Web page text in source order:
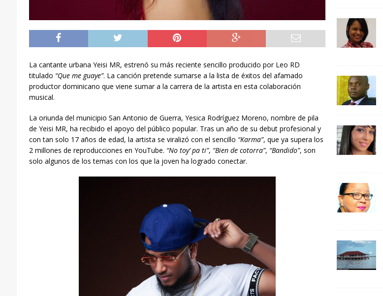
La cantante urbana Yeisi MR, estrenó su más reciente sencillo producido por Leo RD
titulado “Que me guaye”. La canción pretende sumarse a la lista de éxitos del afamado
productor dominicano que viene sumar a la carrera de la artista en esta colaboración
musical.
La oriunda del municipio San Antonio de Guerra, Yesica Rodríguez Moreno, nombre de pila
de Yeisi MR, ha recibido el apoyo del público popular. Tras un año de su debut profesional y
con tan solo 17 años de edad, la artista se viralizó con el sencillo “Karma”, que ya supera los
2 millones de reproducciones en YouTube. “No toy’ pa ti”, “Bien de cotorra”, “Bandido”, son
solo algunos de los temas con los que la joven ha logrado conectar.